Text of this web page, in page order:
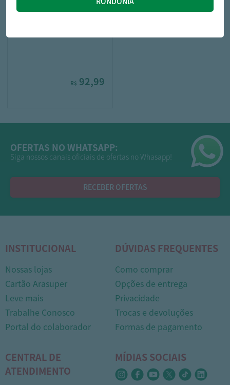
R$ 92,99
OFERTAS NO WHATSAPP:
Siga nossos canais oficiais de ofertas no Whasapp!
RECEBER OFERTAS
INSTITUCIONAL
Nossas lojas
Cartão Arasuper
Leve mais
Trabalhe Conosco
Portal do colaborador
DÚVIDAS FREQUENTES
Como comprar
Opções de entrega
Privacidade
Trocas e devoluções
Formas de pagamento
CENTRAL DE
ATENDIMENTO
MÍDIAS SOCIAIS